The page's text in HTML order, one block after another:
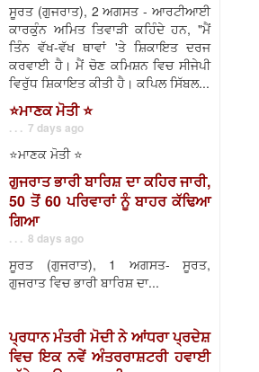
ਸੂਰਤ (ਗੁਜਰਾਤ), 2 ਅਗਸਤ - ਆਰਟੀਆਈ
ਕਾਰਕੁੰਨ ਅਮਿਤ ਤਿਵਾੜੀ ਕਹਿੰਦੇ ਹਨ, "ਮੈਂ
ਤਿੰਨ ਵੱਖ-ਵੱਖ ਥਾਵਾਂ 'ਤੇ ਸ਼ਿਕਾਇਤ ਦਰਜ
ਕਰਵਾਈ ਹੈ। ਮੈਂ ਚੋਣ ਕਮਿਸ਼ਨ ਵਿਚ ਸੀਜੇਪੀ
ਵਿਰੁੱਧ ਸ਼ਿਕਾਇਤ ਕੀਤੀ ਹੈ। ਕਪਿਲ ਸਿੱਬਲ...
⭐️ਮਾਣਕ ਮੋਤੀ ⭐️
. . . 7 days ago
⭐️ਮਾਣਕ ਮੋਤੀ ⭐️
ਗੁਜਰਾਤ ਭਾਰੀ ਬਾਰਿਸ਼ ਦਾ ਕਹਿਰ ਜਾਰੀ,
50 ਤੋਂ 60 ਪਰਿਵਾਰਾਂ ਨੂੰ ਬਾਹਰ ਕੱਢਿਆ
ਗਿਆ
. . . 8 days ago
ਸੂਰਤ (ਗੁਜਰਾਤ), 1 ਅਗਸਤ- ਸੂਰਤ,
ਗੁਜਰਾਤ ਵਿਚ ਭਾਰੀ ਬਾਰਿਸ਼ ਦਾ...
ਪ੍ਰਧਾਨ ਮੰਤਰੀ ਮੋਦੀ ਨੇ ਆਂਧਰਾ ਪ੍ਰਦੇਸ਼
ਵਿਚ ਇਕ ਨਵੇਂ ਅੰਤਰਰਾਸ਼ਟਰੀ ਹਵਾਈ